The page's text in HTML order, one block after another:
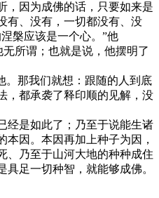
，因为成佛的话，只要如来是
有、没有，一切都没有、没
槃应该是一个心。”他
所谓；也就是说，他摆明了
。那我们就想：跟随的人到底
，都承袭了释印顺的见解，没
经是如此了；乃至于说能生诸
因。本因再加上种子为因，
乃至于山河大地的种种成住
足一切种智，就能够成佛。